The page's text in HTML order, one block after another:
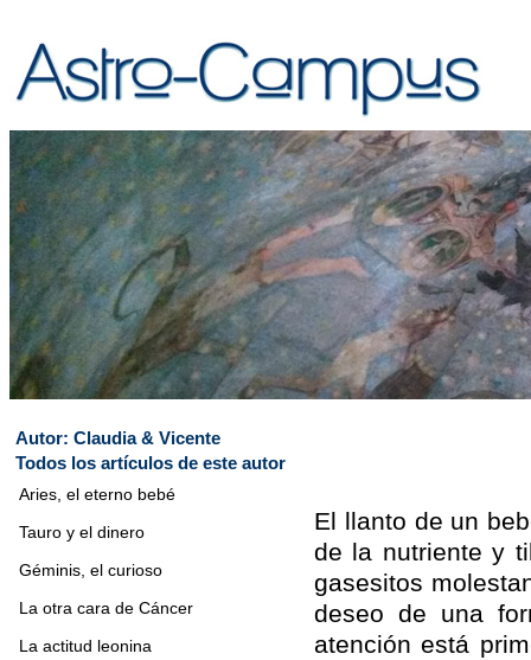
Autor: Claudia & Vicente
Todos los artículos de este autor
Aries, el eterno bebé
Tauro y el dinero
Géminis, el curioso
La otra cara de Cáncer
La actitud leonina
El llanto de un
de la nutriente y
gasesitos
deseo de una
atención está